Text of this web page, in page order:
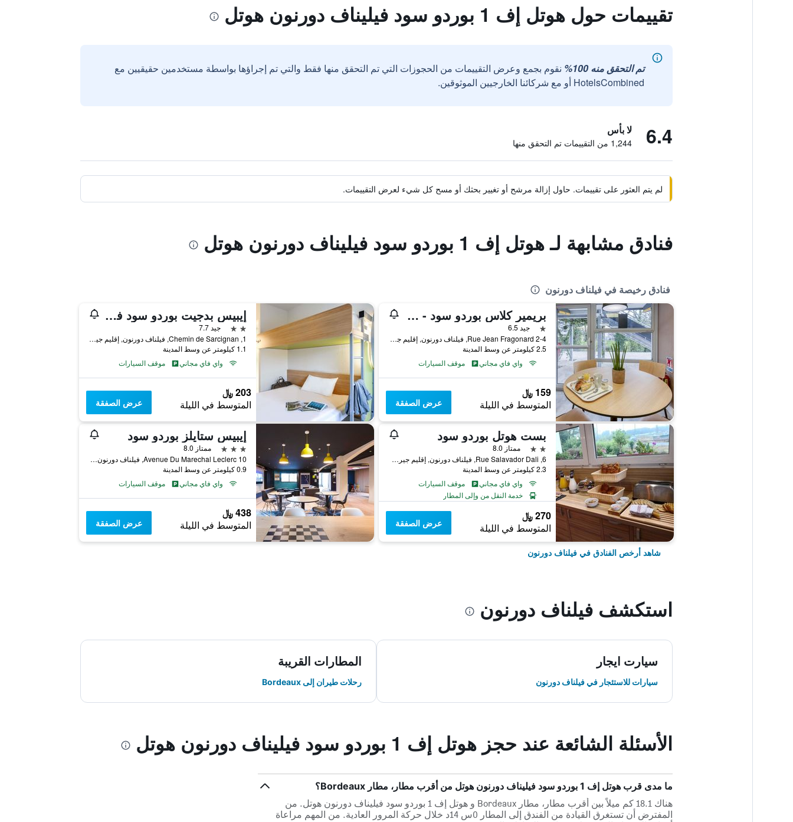
تقييمات حول هوتل إف 1 بوردو سود فيليناف دورنون هوتل
تم التحقق منه 100%
نقوم بجمع وعرض التقييمات من الحجوزات التي تم التحقق منها فقط والتي تم إجراؤها بواسطة مستخدمين حقيقيين مع
HotelsCombined أو مع شركائنا الخارجيين الموثوقين.
6.4 لا بأس
1,244 من التقييمات تم التحقق منها
لم يتم العثور على تقييمات. حاول إزالة مرشح أو تغيير بحثك أو مسح كل شيء لعرض التقييمات.
فنادق مشابهة لـ هوتل إف 1 بوردو سود فيليناف دورنون هوتل
فنادق رخيصة في فيلناف دورنون
بريمير كلاس بوردو سود - فيلنيف دي أورنون
نجمة واحدة
جيد 6.5
2-4 Rue Jean Fragonard, فيلناف دورنون, إقليم جيروند, فرنسا
2.5 كيلومتر عن وسط المدينة
واي فاي مجاني
موقف السيارات
159 ﷼
المتوسط في الليلة عرض الصفقة
إيبيس بدجيت بوردو سود فيليناف د ورنون
2 نجمتين
جيد 7.7
1, Chemin de Sarcignan, فيلناف دورنون, إقليم جيروند, فرنسا
1.1 كيلومتر عن وسط المدينة
واي فاي مجاني
موقف السيارات
203 ﷼
المتوسط في الليلة عرض الصفقة
بست هوتل بوردو سود
2 نجمتين
ممتاز 8.0
6, Rue Salavador Dali, فيلناف دورنون, إقليم جيروند, فرنسا
2.3 كيلومتر عن وسط المدينة
واي فاي مجاني
موقف السيارات
خدمة النقل من وإلى المطار
270 ﷼
المتوسط في الليلة عرض الصفقة
إيبيس ستايلز بوردو سود
3 نجوم
ممتاز 8.0
10 Avenue Du Marechal Leclerc, فيلناف دورنون, إقليم جيروند, فرنسا
0.9 كيلومتر عن وسط المدينة
واي فاي مجاني
موقف السيارات
438 ﷼
المتوسط في الليلة عرض الصفقة
شاهد أرخص الفنادق في فيلناف دورنون
استكشف فيلناف دورنون
سيارت ايجار
سيارات للاستئجار في فيلناف دورنون
المطارات القريبة
رحلات طيران إلى Bordeaux
الأسئلة الشائعة عند حجز هوتل إف 1 بوردو سود فيليناف دورنون هوتل
ما مدى قرب هوتل إف 1 بوردو سود فيليناف دورنون هوتل من أقرب مطار، مطار Bordeaux؟
هناك 18.1 كم ميلاً بين أقرب مطار، مطار Bordeaux و هوتل إف 1 بوردو سود فيليناف دورنون هوتل. من
المفترض أن تستغرق القيادة من الفندق إلى المطار 0س 14د خلال حركة المرور العادية. من المهم مراعاة